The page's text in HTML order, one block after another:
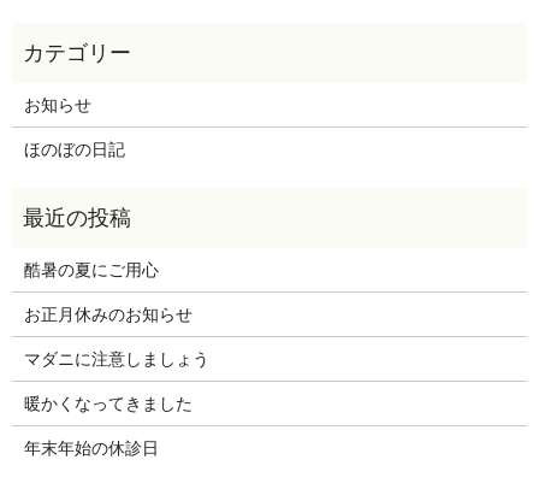
お知らせ
ほのぼの日記
酷暑の夏にご用心
お正月休みのお知らせ
マダニに注意しましょう
暖かくなってきました
年末年始の休診日